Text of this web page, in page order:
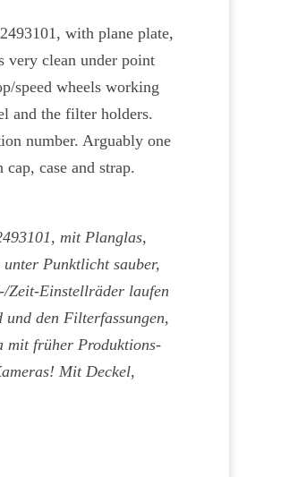
with plane plate,
very clean under point
speed wheels working
and the filter holders.
number. Arguably one
case and strap.
mit Planglas,
Punktlicht sauber,
Zeit-Einstellräder laufen
den Filterfassungen,
mit früher Produktions-
Mit Deckel,